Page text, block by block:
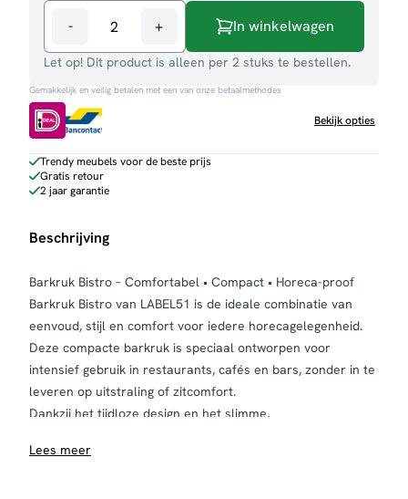
-
Bistro
+ In winkelwagen
Let op! Dit product is alleen per 2 stuks te bestellen.
Gemakkelijk en veilig betalen met een van onze betaalmethodes
Bekijk opties
Trendy meubels voor de beste prijs
Gratis retour
2 jaar garantie
Beschrijving
Barkruk Bistro – Comfortabel • Compact • Horeca-proof
Barkruk Bistro van LABEL51 is de ideale combinatie van
eenvoud, stijl en comfort voor iedere horecagelegenheid.
Deze compacte barkruk is speciaal ontworpen voor
intensief gebruik in restaurants, cafés en bars, zonder in te
leveren op uitstraling of zitcomfort.
Dankzij het tijdloze design en het slimme,
kleine als grote interieurs en zorgt hij voor een rustige,
Lees meer